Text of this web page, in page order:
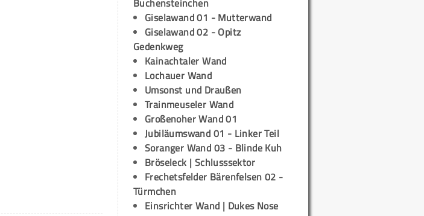
Buchensteinchen
Giselawand 01 - Mutterwand
Giselawand 02 - Opitz
Gedenkweg
Kainachtaler Wand
Lochauer Wand
Umsonst und Draußen
Trainmeuseler Wand
Großenoher Wand 01
Jubiläumswand 01 - Linker Teil
Soranger Wand 03 - Blinde Kuh
Bröseleck | Schlusssektor
Frechetsfelder Bärenfelsen 02 -
Türmchen
Einsrichter Wand | Dukes Nose